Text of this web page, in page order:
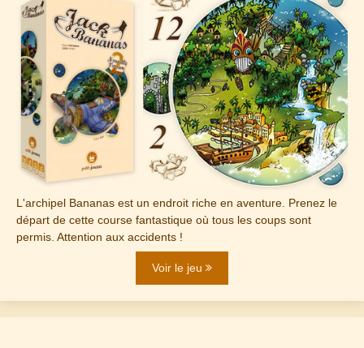
L'archipel Bananas est un endroit riche en aventure. Prenez le
départ de cette course fantastique où tous les coups sont
permis. Attention aux accidents !
Voir le jeu